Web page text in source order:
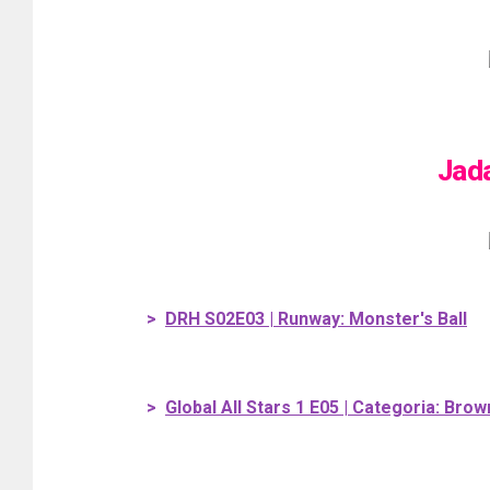
> DRH S02E03 | Runway: Monster's Ball
> Global All Stars 1 E05 | Categoria: